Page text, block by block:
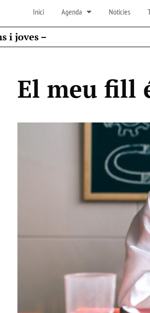
Inici Agenda Noticies
i joves –
El meu fill